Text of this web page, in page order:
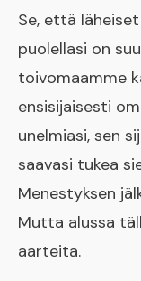
Se, että
puolellasi on
toivomaamme
ensisijaisesti
unelmiasi, sen
saavasi tukea
Menestyksen
Mutta alussa
aarteita.